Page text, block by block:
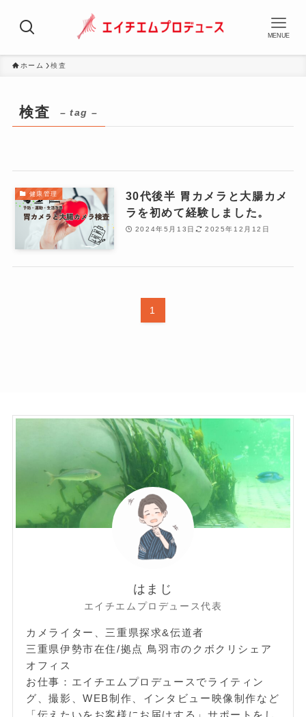
MENUE
ホーム 検査
検査 – tag –
健康管理
30代後半 胃カメラと大腸カメ
ラを初めて経験しました。
2024年5月13日 2025年12月12日
1
はまじ
エイチエムプロデュース代表
カメライター、三重県探求&伝道者
三重県伊勢市在住/拠点 鳥羽市のクボクリシェア
オフィス
お仕事：エイチエムプロデュースでライティン
グ、撮影、WEB制作、インタビュー映像制作など
「伝えたいをお客様にお届けする」サポートをし